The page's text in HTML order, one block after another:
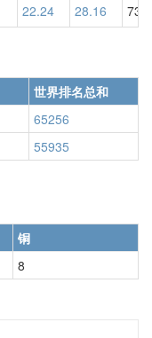
22.24 28.16
世界排名总和
65256
55935
铜
8